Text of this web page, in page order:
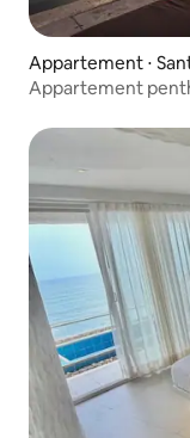
Appartement ⋅
ultural E Histórico)
Appartement